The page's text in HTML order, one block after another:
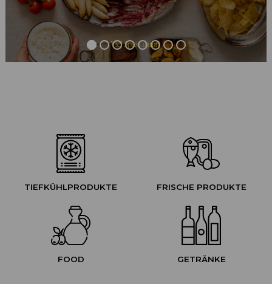
TIEFKÜHLPRODUKTE FRISCHE PRODUKTE
FOOD GETRÄNKE